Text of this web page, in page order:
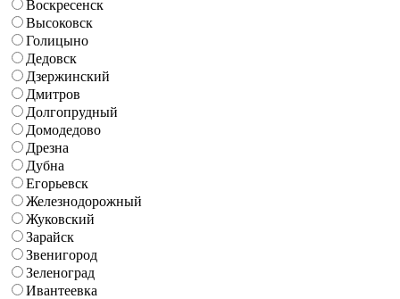
Воскресенск
Высоковск
Голицыно
Дедовск
Дзержинский
Дмитров
Долгопрудный
Домодедово
Дрезна
Дубна
Егорьевск
Железнодорожный
Жуковский
Зарайск
Звенигород
Зеленоград
Ивантеевка